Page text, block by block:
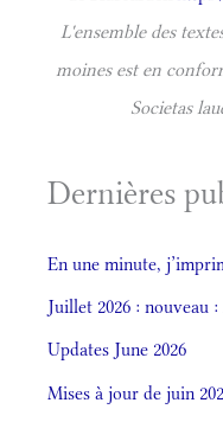
L'ensemble des
moines est en
Societas
Dernières
En une minute,
Juillet 2026 : nouveau
Updates June 2026
Mises à jour de juin